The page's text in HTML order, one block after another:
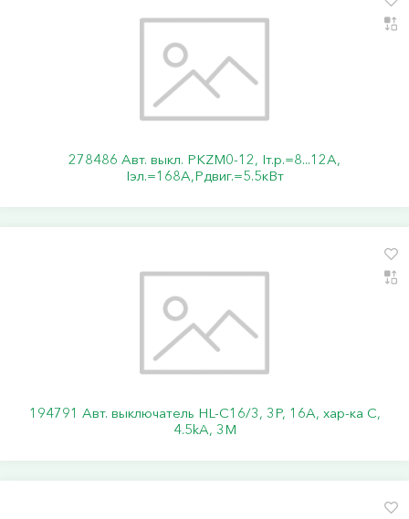
278486 Авт. выкл. PKZM0-12, Iт.р.=8...12А,
Iэл.=168А,Pдвиг.=5.5кВт
194791 Авт. выключатель HL-C16/3, 3P, 16A, хар-ка C,
4.5kA, 3M